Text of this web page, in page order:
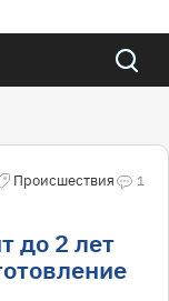
Происшествия 1
до 2 лет